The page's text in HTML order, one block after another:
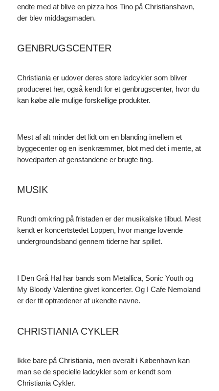
endte med at blive en pizza hos Tino på Christianshavn,
der blev middagsmaden.
GENBRUGSCENTER
Christiania er udover deres store ladcykler som bliver
produceret her, også kendt for et genbrugscenter, hvor du
kan købe alle mulige forskellige produkter.
Mest af alt minder det lidt om en blanding imellem et
byggecenter og en isenkræmmer, blot med det i mente, at
hovedparten af genstandene er brugte ting.
MUSIK
Rundt omkring på fristaden er der musikalske tilbud. Mest
kendt er koncertstedet Loppen, hvor mange lovende
undergroundsband gennem tiderne har spillet.
I Den Grå Hal har bands som Metallica, Sonic Youth og
My Bloody Valentine givet koncerter. Og I Cafe Nemoland
er der tit optrædener af ukendte navne.
CHRISTIANIA CYKLER
Ikke bare på Christiania, men overalt i København kan
man se de specielle ladcykler som er kendt som
Christiania Cykler.